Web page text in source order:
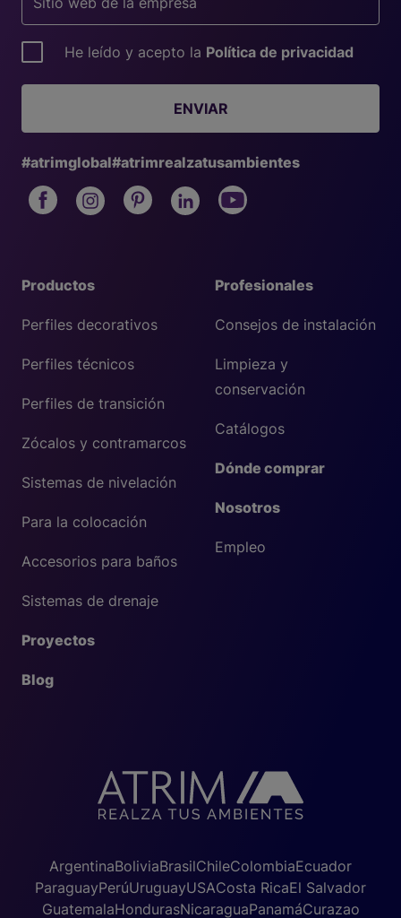
Profesionales
Consejos de instalación
Limpieza y
conservación
Catálogos
Dónde comprar
Nosotros
Empleo
Productos
Perfiles decorativos
Perfiles técnicos
Perfiles de transición
Zócalos y contramarcos
Sistemas de nivelación
Para la colocación
Accesorios para baños
Sistemas de drenaje
Proyectos
Blog
He leído y acepto la Política de privacidad
ENVIAR
#atrimglobal#atrimrealzatusambientes
ArgentinaBoliviaBrasilChileColombiaEcuador
ParaguayPerúUruguayUSACosta RicaEl Salvador
GuatemalaHondurasNicaraguaPanamáCurazao